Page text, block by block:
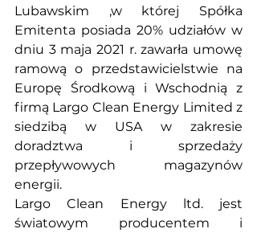
Lubawskim ,w której Spółka
Emitenta posiada 20% udziałów w
dniu 3 maja 2021 r. zawarła umowę
ramową o przedstawicielstwie na
Europę Środkową i Wschodnią z
firmą Largo Clean Energy Limited z
siedzibą w USA w zakresie
doradztwa i sprzedaży
przepływowych magazynów
energii.
Largo Clean Energy ltd. jest
światowym producentem i